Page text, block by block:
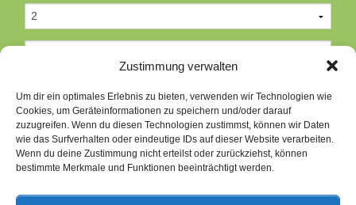
Zustimmung verwalten
Um dir ein optimales Erlebnis zu bieten, verwenden wir Technologien wie
Cookies, um Geräteinformationen zu speichern und/oder darauf
zuzugreifen. Wenn du diesen Technologien zustimmst, können wir Daten
wie das Surfverhalten oder eindeutige IDs auf dieser Website verarbeiten.
Wenn du deine Zustimmung nicht erteilst oder zurückziehst, können
bestimmte Merkmale und Funktionen beeinträchtigt werden.
*